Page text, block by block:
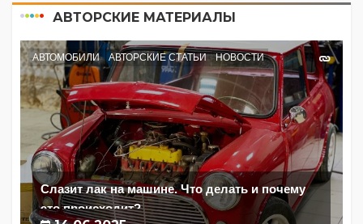
АВТОРСКИЕ МАТЕРИАЛЫ
АВТОМОБИЛИ АВТОРСКИЕ СТАТЬИ НОВОСТИ
Слазит лак на машине. Что делать и почему
это происходит?